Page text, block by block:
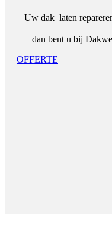
Uw dak laten
dan bent u bij
OFFERTE